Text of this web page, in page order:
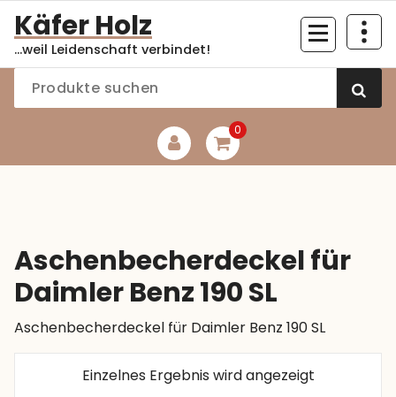
Inhalt
springen
Käfer Holz
...weil Leidenschaft verbindet!
0
Aschenbecherdeckel für
Daimler Benz 190 SL
Aschenbecherdeckel für Daimler Benz 190 SL
Einzelnes Ergebnis wird angezeigt